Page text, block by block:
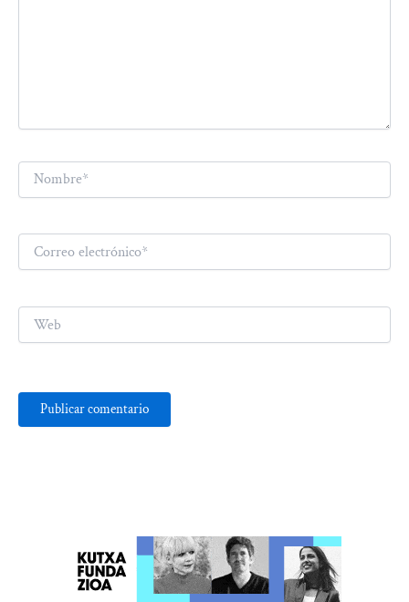
Nombre*
electrónico*